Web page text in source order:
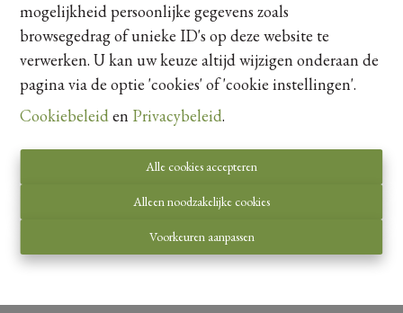
mogelijkheid persoonlijke gegevens zoals
browsegedrag of unieke ID's op deze website te
verwerken. U kan uw keuze altijd wijzigen onderaan de
pagina via de optie 'cookies' of 'cookie instellingen'.
Cookiebeleiden Privacybeleid.
Alle cookies accepteren
Alleen noodzakelijke cookies
Voorkeuren aanpassen
Toezichthoudende autoriteit:
Luxemburgstraat 16 B te 1000 Brussel.